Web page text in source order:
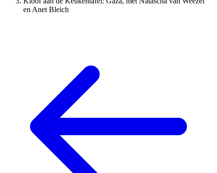
en Anet Bleich